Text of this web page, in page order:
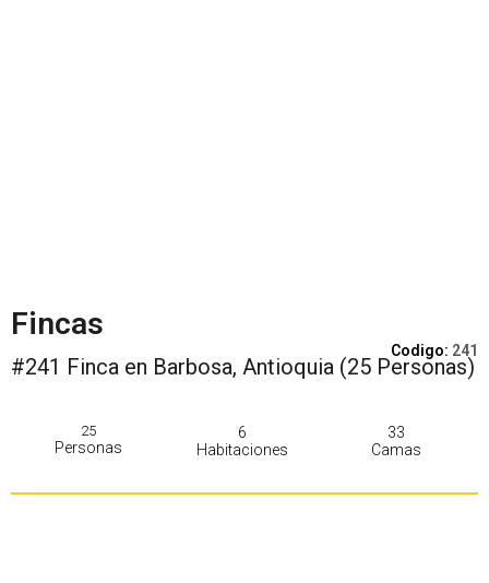
Fincas
Codigo: 241
#241 Finca en Barbosa, Antioquia (25 Personas)
25
Personas
6
Habitaciones
33
Camas